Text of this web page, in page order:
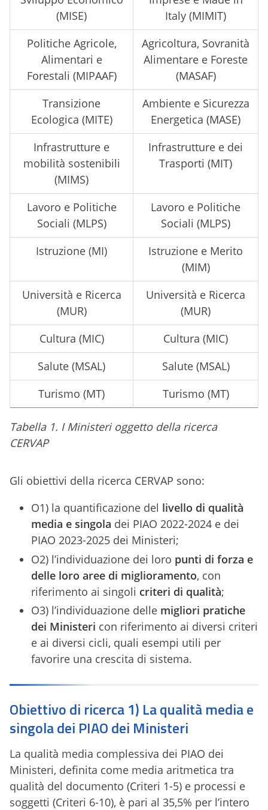
(MISE)
Italy (MIMIT)
Politiche Agricole,
Alimentari e
Forestali (MIPAAF)
Agricoltura, Sovranità
Alimentare e Foreste
(MASAF)
Transizione
Ecologica (MITE)
Ambiente e Sicurezza
Energetica (MASE)
Infrastrutture e
mobilità sostenibili
(MIMS)
Infrastrutture e dei
Trasporti (MIT)
Lavoro e Politiche
Sociali (MLPS)
Lavoro e Politiche
Sociali (MLPS)
Istruzione (MI)
Istruzione e Merito
(MIM)
Università e Ricerca
(MUR)
Università e Ricerca
(MUR)
Cultura (MIC)
Cultura (MIC)
Salute (MSAL)
Salute (MSAL)
Turismo (MT)
Turismo (MT)
Tabella 1. I Ministeri oggetto della ricerca
CERVAP
Gli obiettivi della ricerca CERVAP sono:
O1) la quantificazione del livello di qualità
media e singola dei PIAO 2022-2024 e dei
PIAO 2023-2025 dei Ministeri;
O2) l’individuazione dei loro punti di forza e
delle loro aree di miglioramento, con
riferimento ai singoli criteri di qualità;
O3) l’individuazione delle migliori pratiche
dei Ministeri con riferimento ai diversi criteri
e ai diversi cicli, quali esempi utili per
favorire una crescita di sistema.
Obiettivo di ricerca 1) La qualità media e
singola dei PIAO dei Ministeri
La qualità media complessiva dei PIAO dei
Ministeri, definita come media aritmetica tra
qualità del documento (Criteri 1-5) e processi e
soggetti (Criteri 6-10), è pari al 35,5% per l’intero